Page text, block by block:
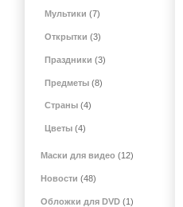
Мультики (7)
Открытки (3)
Праздники (3)
Предметы (8)
Страны (4)
Цветы (4)
Маски для видео (12)
Новости (48)
Обложки для DVD(1)